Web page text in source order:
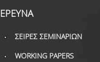
ΕΡΕΥΝΑ
ΣΕΙΡΕΣ ΣΕΜΙΝΑΡΙΩΝ
WORKING PAPERS